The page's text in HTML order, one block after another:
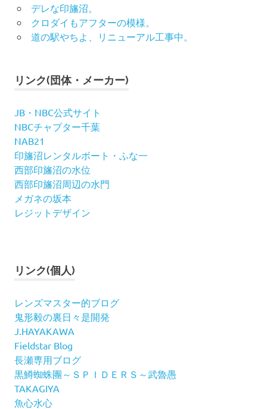
デレな印旛沼。
クロダイもアフターの模様。
道の駅やちよ、リニューアル工事中。
リンク(団体・メーカー)
JB・NBC公式サイト
NBCチャプター千葉
NAB21
印旛沼レンタルボート・ふな一
西部印旛沼の水位
西部印旛沼周辺の水門
メガネの坂本
レジットデザイン
リンク(個人)
レンズマスター的ブログ
鬼形毅の裏日々是開発
J.HAYAKAWA
Fieldstar Blog
長瀬専用ブログ
黒鱒蜘蛛團～ＳＰＩＤＥＲＳ～武魯愚
TAKAGIYA
魚心水心